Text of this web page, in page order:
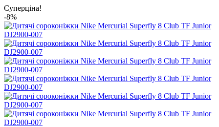
Суперціна!
-8%